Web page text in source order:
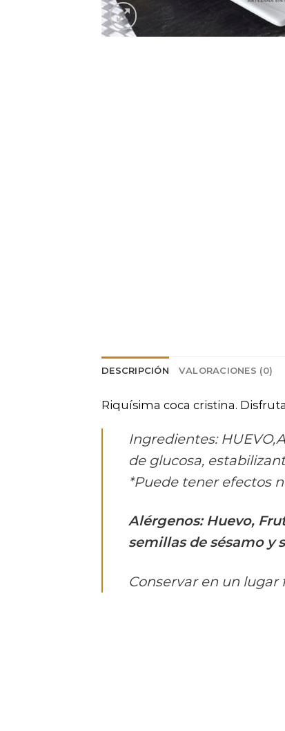
DESCRIPCIÓN VALORACIONES (0)
Riquísima coca cristina.
Ingredientes:
de glucosa,
*Puede tener efectos
Alérgenos: Huevo,
semillas de sésamo y
Conservar en un lugar